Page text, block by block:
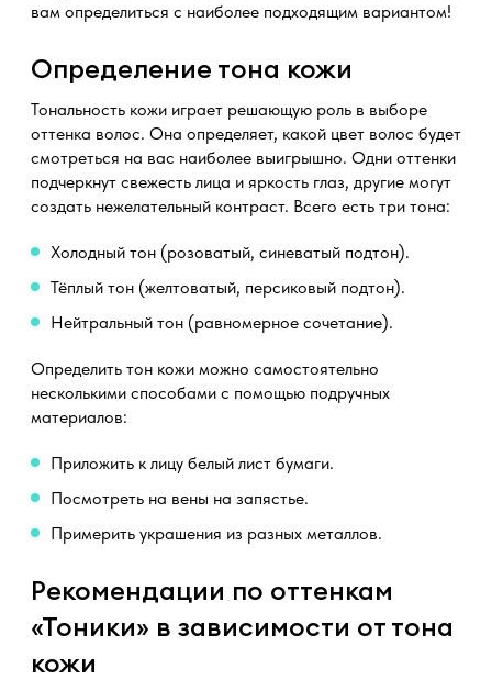
вам определиться с наиболее подходящим вариантом!
Определение тона кожи
Тональность кожи играет решающую роль в выборе
оттенка волос. Она определяет, какой цвет волос будет
смотреться на вас наиболее выигрышно. Одни оттенки
подчеркнут свежесть лица и яркость глаз, другие могут
создать нежелательный контраст. Всего есть три тона:
Холодный тон (розоватый, синеватый подтон).
Тёплый тон (желтоватый, персиковый подтон).
Нейтральный тон (равномерное сочетание).
Определить тон кожи можно самостоятельно
несколькими способами с помощью подручных
материалов:
Приложить к лицу белый лист бумаги.
Посмотреть на вены на запястье.
Примерить украшения из разных металлов.
Рекомендации по оттенкам
«Тоники» в зависимости от тона
кожи